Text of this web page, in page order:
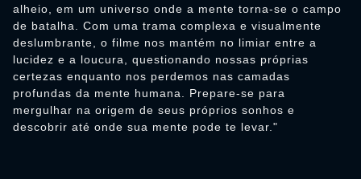
alheio, em um universo onde a mente torna-se o campo
de batalha. Com uma trama complexa e visualmente
deslumbrante, o filme nos mantém no limiar entre a
lucidez e a loucura, questionando nossas próprias
certezas enquanto nos perdemos nas camadas
profundas da mente humana. Prepare-se para
mergulhar na origem de seus próprios sonhos e
descobrir até onde sua mente pode te levar."